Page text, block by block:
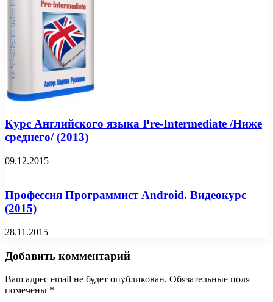
Курс Английского языка Pre-Intermediate /Ниже
среднего/ (2013)
09.12.2015
Профессия Программист Android. Видеокурс
(2015)
28.11.2015
Добавить комментарий
Ваш адрес email не будет опубликован. Обязательные поля
помечены *